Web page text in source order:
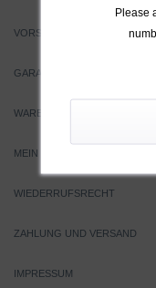
Please
VORSICHT VOR
GARANTIEBEDINGUNGEN
WARENKORB
MEIN KONTO
WIEDERRUFSRECHT
ZAHLUNG UND VERSAND
IMPRESSUM